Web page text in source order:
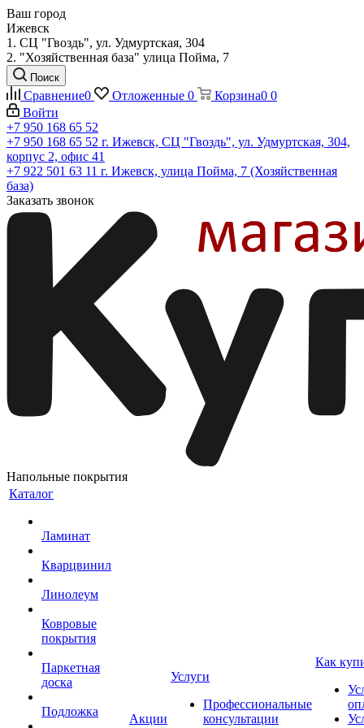
Ваш город
Ижевск
1. СЦ "Гвоздь", ул. Удмуртская, 304
2. "Хозяйственная база" улица Пойма, 7
Поиск
Сравнение0 Отложенные 0 Корзина0 0
Войти
+7 950 168 65 52
+7 950 168 65 52 г. Ижевск, СЦ "Гвоздь", ул. Удмуртская, 304,
корпус 2, офис 41
+7 922 501 63 11 г. Ижевск, улица Пойма, 7 (Хозяйственная
база)
Заказать звонок
Напольные покрытия
Каталог
Ламинат
Кварцвинил
Линолеум
Ковровые
покрытия
Паркетная
доска
Подложка
Акции
Услуги
Профессиональные
консультации
Как